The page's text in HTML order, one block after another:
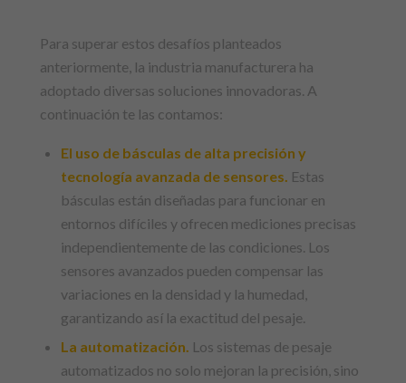
Para superar estos desafíos planteados
anteriormente, la industria manufacturera ha
adoptado diversas soluciones innovadoras. A
continuación te las contamos:
El uso de básculas de alta precisión y
tecnología avanzada de sensores. Estas
básculas están diseñadas para funcionar en
entornos difíciles y ofrecen mediciones precisas
independientemente de las condiciones. Los
sensores avanzados pueden compensar las
variaciones en la densidad y la humedad,
garantizando así la exactitud del pesaje.
La automatización. Los sistemas de pesaje
automatizados no solo mejoran la precisión, sino